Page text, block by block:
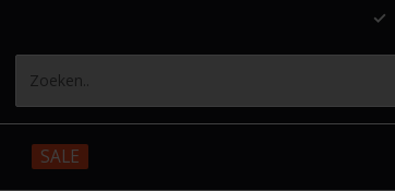
SALE